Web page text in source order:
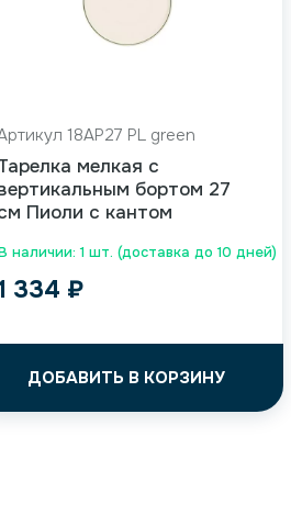
наличии: 1 шт. (доставка до 10 дней)
18AP27 PL green
мелкая с
бортом 27
Пиоли с кантом
334 ₽
ДОБАВИТЬ В КОРЗИНУ